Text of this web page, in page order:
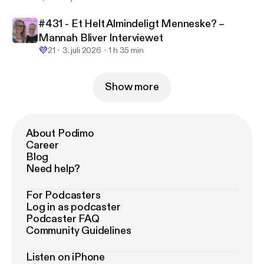
#431 - Et Helt Almindeligt Menneske? –
Mannah Bliver Interviewet
💜21 3. juli 2026 1 h 35 min
Show more
About Podimo
Career
Blog
Need help?
For Podcasters
Log in as podcaster
Podcaster FAQ
Community Guidelines
Listen on iPhone